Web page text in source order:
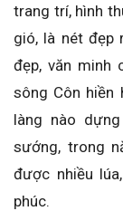
trang trí, hình
gió, là nét đẹp
đẹp, văn minh
sông Côn hiền
làng nào
sướng, trong
được nhiều
phúc.